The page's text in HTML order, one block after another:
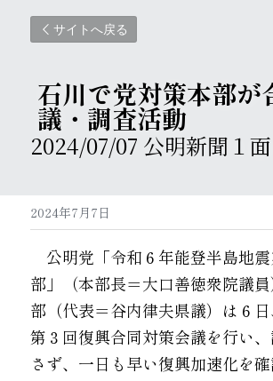
サイトへ戻る
石川で党対策本部が
議・調査活動
2024/07/07 公明新聞１面
2024年7月7日
公明党「令和６年能登半島地
部」（本部長＝大口善徳衆院議
部（代表＝谷内律夫県議）は６
第３回復興合同対策会議を行い
さず、一日も早い復興加速化を